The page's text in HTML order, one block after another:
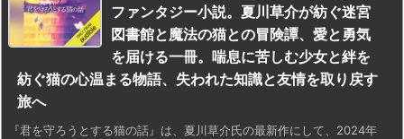
ファンタジー小説。夏川草介が紡ぐ迷宮
図書館と魔法の猫との冒険譚、愛と勇気
を届ける一冊。喘息に苦しむ少女と絆を
紡ぐ猫の心温まる物語、失われた知識と友情を取り戻す
旅へ
『君を守ろうとする猫の話』は、夏川草介氏の最新作にして、2024年